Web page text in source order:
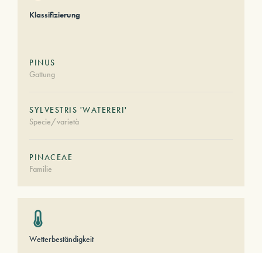
Klassifizierung
PINUS
Gattung
SYLVESTRIS 'WATERERI'
Specie/varietà
PINACEAE
Familie
Wetterbeständigkeit